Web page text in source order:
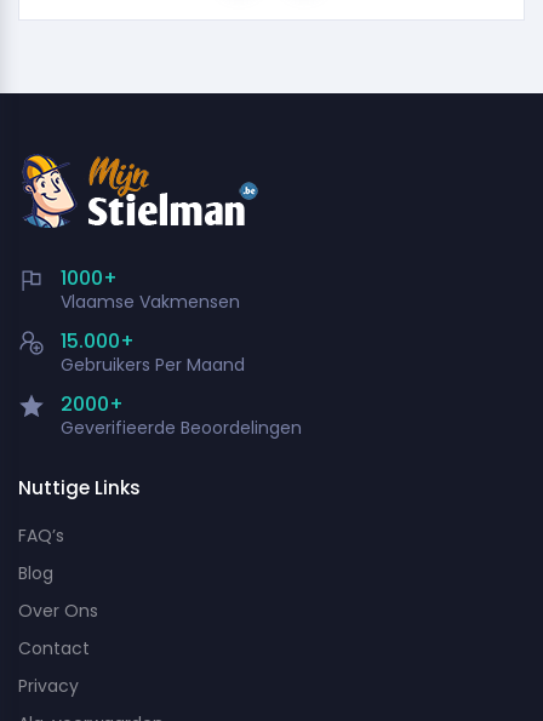
1000+
Vlaamse Vakmensen
15.000+
Gebruikers Per Maand
2000+
Geverifieerde Beoordelingen
Nuttige Links
FAQ’s
Blog
Over Ons
Contact
Privacy